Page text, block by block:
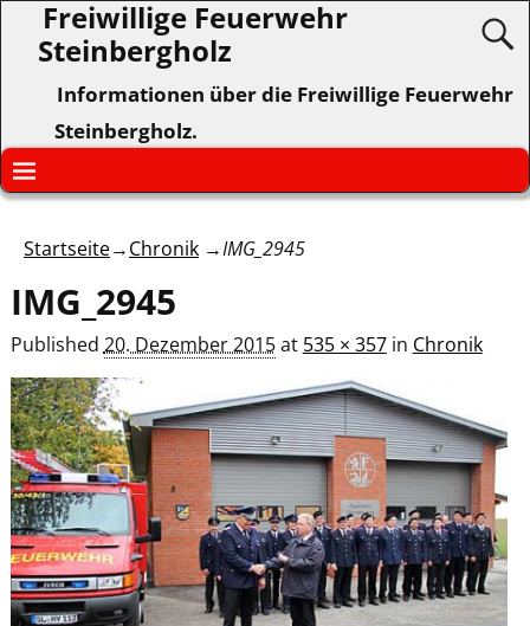
Freiwillige Feuerwehr
Steinbergholz
Informationen über die Freiwillige Feuerwehr
Steinbergholz.
Startseite→Chronik →IMG_2945
IMG_2945
Published 20. Dezember 2015at 535 × 357in Chronik